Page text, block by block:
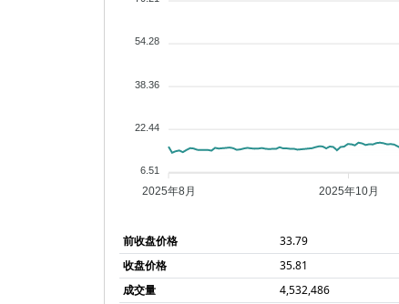
54.28
38.36
22.44
6.51
2025年8月 2025年10月
前收盘价格
33.79
收盘价格
35.81
成交量
4,532,486